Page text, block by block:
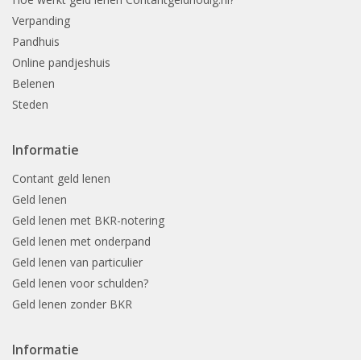
Verpanding
Pandhuis
Online pandjeshuis
Belenen
Steden
Informatie
Contant geld lenen
Geld lenen
Geld lenen met BKR-notering
Geld lenen met onderpand
Geld lenen van particulier
Geld lenen voor schulden?
Geld lenen zonder BKR
Informatie